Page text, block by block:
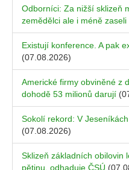
Odborníci: Za nižší sklizeň
zemědělci ale i méně zaseli
Existují konference. A pak
(07.08.2026)
Americké firmy obviněné z
dohodě 53 milionů darují
Sokolí rekord: V
(07.08.2026)
Sklizeň základních obilovin
pětinu, odhaduje ČSÚ